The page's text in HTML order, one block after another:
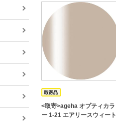
<取寄>ageha オプティカラ
ー 1-21 エアリースウィート